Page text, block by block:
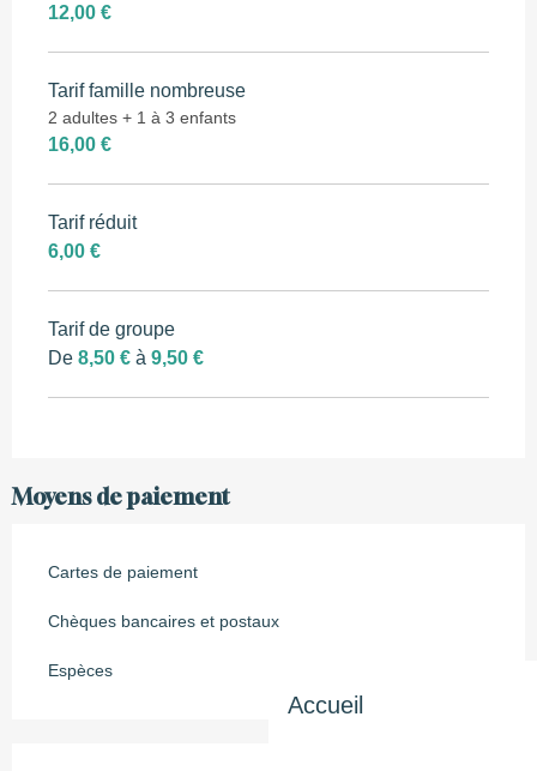
Accueil
12,00 €
Tarif famille nombreuse
2 adultes + 1 à 3 enfants
16,00 €
Tarif réduit
6,00 €
Tarif de groupe
De 8,50 € à 9,50 €
Moyens de paiement
Cartes de paiement
Chèques bancaires et postaux
Espèces